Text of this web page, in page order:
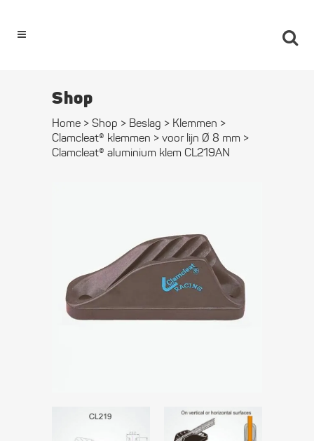
Shop
Home > Shop > Beslag > Klemmen >
Clamcleat® klemmen > voor lijn Ø 8 mm >
Clamcleat® aluminium klem CL219AN